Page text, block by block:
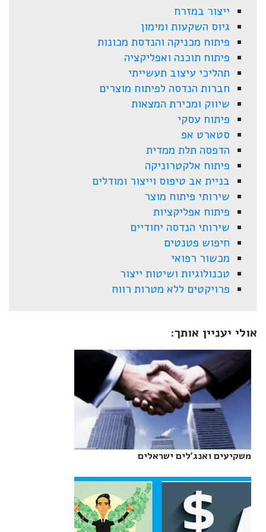
ייצור במזרח
גיוס השקעות ומימון
פיתוח מכניקה והנדסת מכונות
פיתוח תוכנה ואפליקציה
תהליכי עיצוב תעשייתי
חברות הנדסה לפיתוח מוצרים
שיווק ומכירת המצאות
פיתוח עסקי
סטארט אפ
הדפסה תלת ממדית
פיתוח אלקטרוניקה
בניית אב טיפוס וייצור ומודלים
שירותי פיתוח מוצר
פיתוח אפליקציות
שירותי הנדסה יחודיים
חיפוש פטנטים
מכשור רפואי
טכנולוגיות ושיטות ייצור
פרויקטים ללא מטרות רווח
אולי יעניין אותך:
משקיעים ואנג'לים ישראלים‎